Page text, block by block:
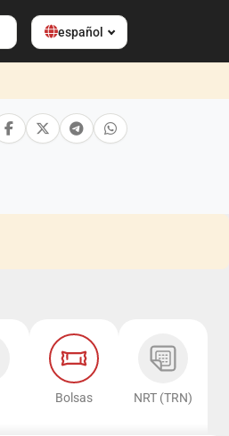
español
Bolsas NRT (TRN)